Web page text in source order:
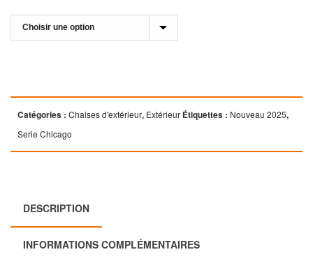
Catégories : Chaises d'extérieur, Extérieur Étiquettes : Nouveau 2025,
Serie Chicago
DESCRIPTION
INFORMATIONS COMPLÉMENTAIRES